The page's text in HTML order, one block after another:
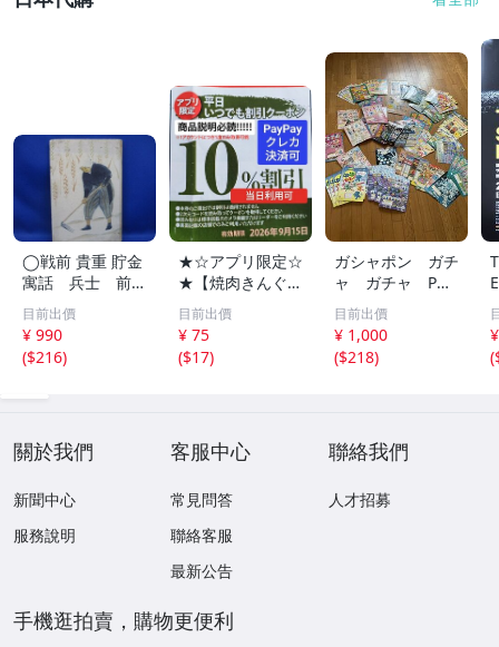
◯戦前 貴重 貯金
寓話 兵士 前
線 昭和１４年
非売品 貯金局 古
い 昭和 レトロ ア
ンティーク ヴィ
目前出價
¥ 990
($216)
★☆アプリ限定☆
★【焼肉きんぐ】
平日いつでもクー
ポン 10%割引券
9月15日まで Pay
Pay・クレカ決済
目前出價
¥ 75
($17)
ガシャポン ガチ
ャ ガチャ POP
ポップ 台紙
非売品 まとめ
て アンパンマ
ン ポケモン ガ
目前出價
¥ 1,000
($218)
(
關於我們
新聞中心
服務說明
客服中心
常見問答
聯絡客服
最新公告
聯絡我們
人才招募
手機逛拍賣，購物更便利